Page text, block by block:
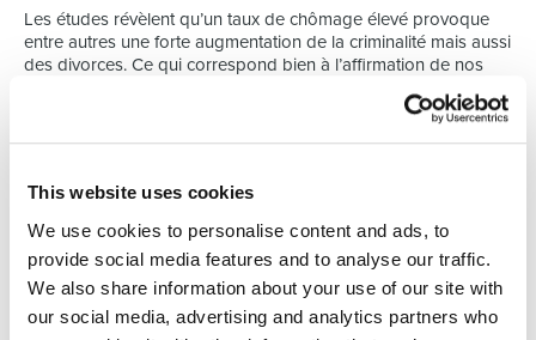
This website uses cookies
We use cookies to personalise content and ads, to
provide social media features and to analyse our traffic.
We also share information about your use of our site with
our social media, advertising and analytics partners who
Les études révèlent qu’un taux de chômage élevé provoque
entre autres une forte augmentation de la criminalité mais aussi
des divorces. Ce qui correspond bien à l’affirmation de nos
Pas nécessairement. Un brillant avenir nous attend tous. Mais
précisément les décideurs RH, les syndicats et les travailleurs
en tant que tels.
Chaque groupe a devant lui : des opportunités à saisir, des
pièges à éviter et des responsabilités à assumer.
Comment vous préparer à relever les défis du futur ? Où se